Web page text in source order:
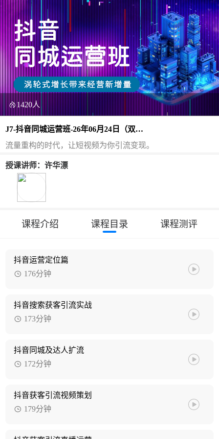
1420人
J7-抖音同城运营班-26年06月24日（双
师）
流量重构的时代，让短视频为你引流变现。
授课讲师：许华漂
课程介绍 课程目录 课程测评
抖音运营定位篇
176分钟
抖音搜索获客引流实战
173分钟
抖音同城及达人扩流
172分钟
抖音获客引流视频策划
179分钟